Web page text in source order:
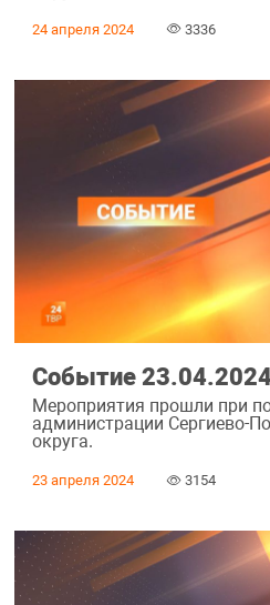
24 апреля 2024 3336
Событие 23.04.2024
Мероприятия прошли при
администрации Сергиево-
округа.
23 апреля 2024 3154